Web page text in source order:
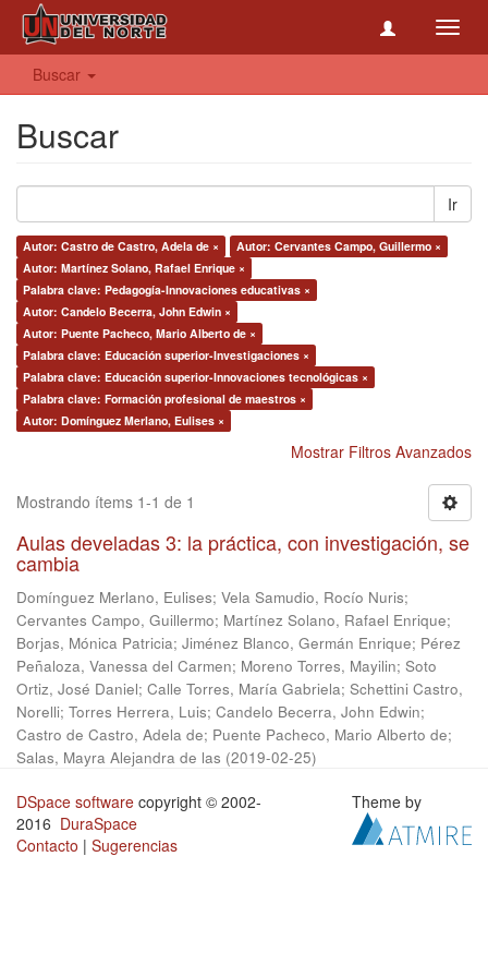
Buscar
Buscar
Ir
Autor: Castro de Castro, Adela de ×
Autor: Cervantes Campo, Guillermo ×
Autor: Martínez Solano, Rafael Enrique ×
Palabra clave: Pedagogía-Innovaciones educativas ×
Autor: Candelo Becerra, John Edwin ×
Autor: Puente Pacheco, Mario Alberto de ×
Palabra clave: Educación superior-Investigaciones ×
Palabra clave: Educación superior-Innovaciones tecnológicas ×
Palabra clave: Formación profesional de maestros ×
Autor: Domínguez Merlano, Eulises ×
Mostrar Filtros Avanzados
Mostrando ítems 1-1 de 1
Aulas develadas 3: la práctica, con investigación, se
cambia
Domínguez Merlano, Eulises; Vela Samudio, Rocío Nuris;
Cervantes Campo, Guillermo; Martínez Solano, Rafael Enrique;
Borjas, Mónica Patricia; Jiménez Blanco, Germán Enrique; Pérez
Peñaloza, Vanessa del Carmen; Moreno Torres, Mayilin; Soto
Ortiz, José Daniel; Calle Torres, María Gabriela; Schettini Castro,
Norelli; Torres Herrera, Luis; Candelo Becerra, John Edwin;
Castro de Castro, Adela de; Puente Pacheco, Mario Alberto de;
Salas, Mayra Alejandra de las (2019-02-25)
DSpace software copyright © 2002-
2016 DuraSpace
Contacto | Sugerencias
Theme by